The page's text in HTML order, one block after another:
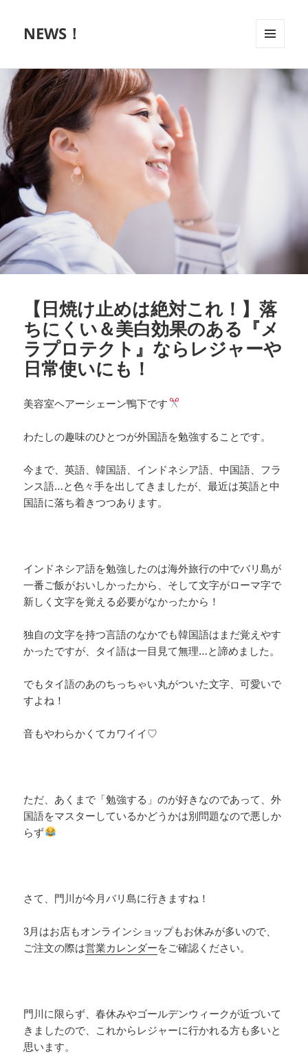
NEWS！
ーとウ
ィジェ
【日焼け止めは絶対これ！】落
ちにくい＆美白効果のある『メ
ラプロテクト』ならレジャーや
日常使いにも！
美容室ヘアーシェーン鴨下です
わたしの趣味のひとつが外国語を勉強することです。
今まで、英語、韓国語、インドネシア語、中国語、フラ
ンス語…と色々手を出してきましたが、最近は英語と中
国語に落ち着きつつあります。
インドネシア語を勉強したのは海外旅行の中でバリ島が
一番ご飯がおいしかったから、そして文字がローマ字で
新しく文字を覚える必要がなかったから！
独自の文字を持つ言語のなかでも韓国語はまだ覚えやす
かったですが、タイ語は一目見て無理…と諦めました。
でもタイ語のあのちっちゃい丸がついた文字、可愛いで
すよね！
音もやわらかくてカワイイ♡
ただ、あくまで「勉強する」のが好きなのであって、外
国語をマスターしているかどうかは別問題なので悪しか
らず
さて、門川が今月バリ島に行きますね！
3月はお店もオンラインショップもお休みが多いので、
ご注文の際は営業カレンダーをご確認ください。
門川に限らず、春休みやゴールデンウィークが近づいて
きましたので、これからレジャーに行かれる方も多いと
思います。